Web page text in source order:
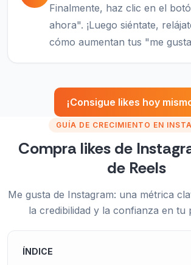
Finalmente, haz clic en el
ahora". ¡Luego siéntate,
cómo aumentan tus "me
¡Consigue likes hoy
GUÍA DE CRECIMIENTO EN
Compra likes de
de Reels
Me gusta de Instagram: una métrica
la credibilidad y la confianza en tu
ÍNDICE